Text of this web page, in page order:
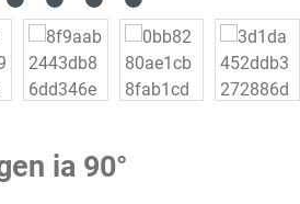
ia 90°